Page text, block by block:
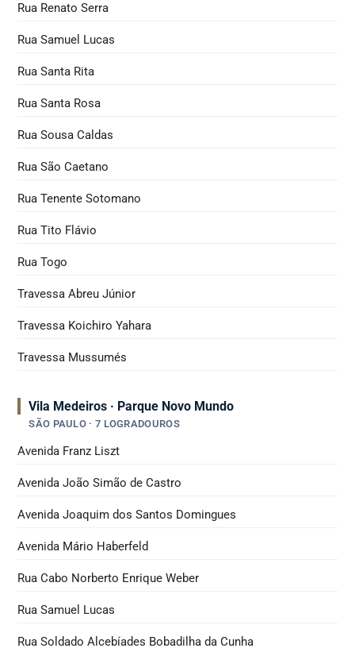
Rua Renato Serra
Rua Samuel Lucas
Rua Santa Rita
Rua Santa Rosa
Rua Sousa Caldas
Rua São Caetano
Rua Tenente Sotomano
Rua Tito Flávio
Rua Togo
Travessa Abreu Júnior
Travessa Koichiro Yahara
Travessa Mussumés
Vila Medeiros · Parque Novo Mundo
SÃO PAULO · 7 LOGRADOUROS
Avenida Franz Liszt
Avenida João Simão de Castro
Avenida Joaquim dos Santos Domingues
Avenida Mário Haberfeld
Rua Cabo Norberto Enrique Weber
Rua Samuel Lucas
Rua Soldado Alcebíades Bobadilha da Cunha